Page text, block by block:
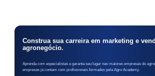
Construa sua carreira em marketing e
agronegócio.
Aprenda com especialistas e garanta seu lugar nas maiores empresas do
empresas já contam com profissionais formados pela Agro Academy.